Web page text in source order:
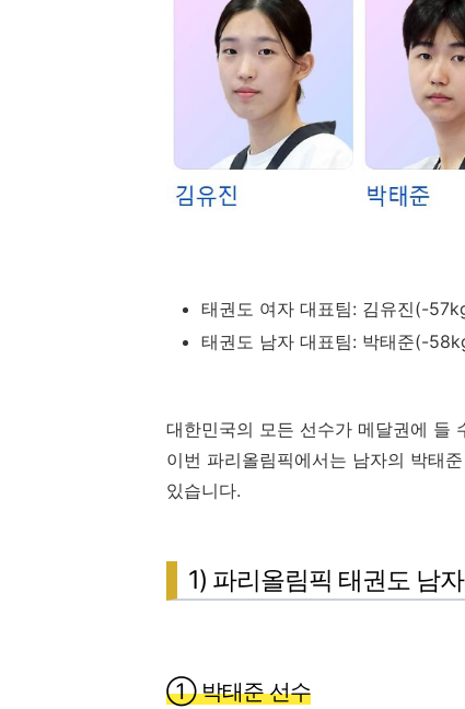
태권도 여자 대표팀: 김유진(-
태권도 남자 대표팀: 박태준(-
대한민국의 모든 선수가 메달권에 들
이번 파리올림픽에서는 남자의 박태
있습니다.
1) 파리올림픽 태권도 남
① 박태준 선수